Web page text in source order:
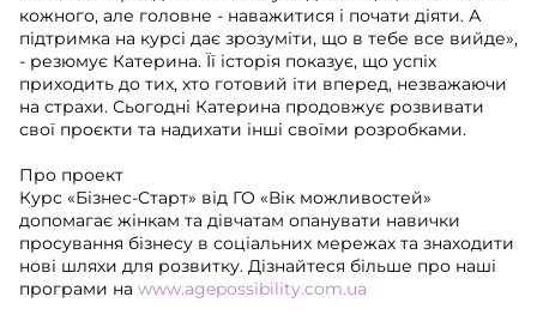
кожного, але головне - наважитися і почати діяти. А
підтримка на курсі дає зрозуміти, що в тебе все вийде»,
- резюмує Катерина. Її історія показує, що успіх
приходить до тих, хто готовий іти вперед, незважаючи
на страхи. Сьогодні Катерина продовжує розвивати
свої проєкти та надихати інші своїми розробками.
Про проект
Курс «Бізнес-Старт» від ГО «Вік можливостей»
допомагає жінкам та дівчатам опанувати навички
просування бізнесу в соціальних мережах та знаходити
нові шляхи для розвитку. Дізнайтеся більше про наші
програми на www.agepossibility.com.ua